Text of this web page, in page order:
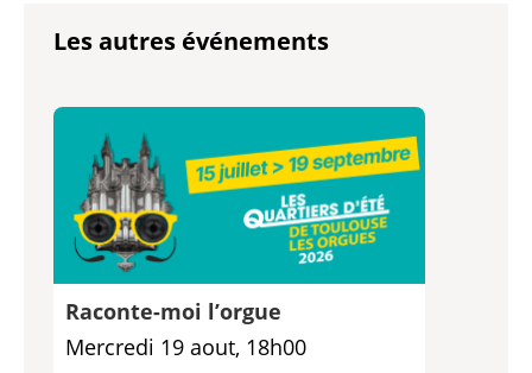
Les autres événements
Raconte-moi l’orgue
Mercredi 19 aout, 18h00